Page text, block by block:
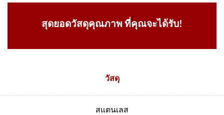
สุดยอดวัสดุคุณภาพ ที่คุณจะได้รับ!
วัสดุ
สแตนเลส